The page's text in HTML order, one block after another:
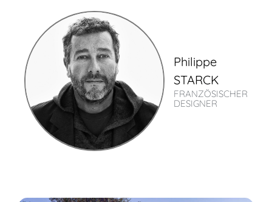
Philippe
STARCK
FRANZÖSISCHER
DESIGNER